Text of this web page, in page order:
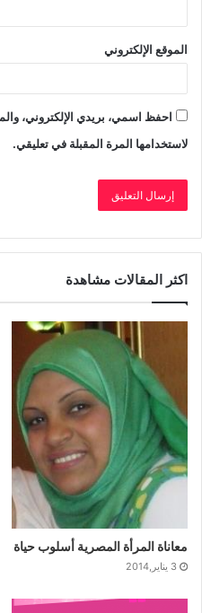
والبرامج المقدمة للناجيات
الأعضاء فى الإسكوا، وتنظر فى
التى يحتجنها.
الموقع الإلكتروني
احفظ اسمي، بريدي الإلكتروني،
لاستخدامها المرة المقبلة في تعليقي.
اكثر المقالات مشاهدة
معاناة المرأة المصرية أسلوب حياة
3 يناير,2014